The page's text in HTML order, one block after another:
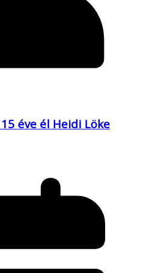
éve él Heidi Löke